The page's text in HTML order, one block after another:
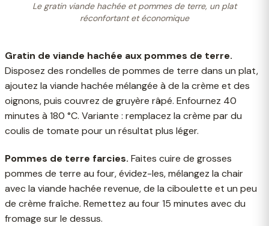
Le gratin viande hachée et pommes de terre, un plat
réconfortant et économique
Gratin de viande hachée aux pommes de terre.
Disposez des rondelles de pommes de terre dans un plat,
ajoutez la viande hachée mélangée à de la crème et des
oignons, puis couvrez de gruyère râpé. Enfournez 40
minutes à 180 °C. Variante : remplacez la crème par du
coulis de tomate pour un résultat plus léger.
Pommes de terre farcies. Faites cuire de grosses
pommes de terre au four, évidez-les, mélangez la chair
avec la viande hachée revenue, de la ciboulette et un peu
de crème fraîche. Remettez au four 15 minutes avec du
fromage sur le dessus.